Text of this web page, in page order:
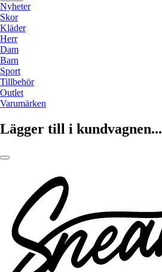
Nyheter
Skor
Kläder
Herr
Dam
Barn
Sport
Tillbehör
Outlet
Varumärken
Lägger till i kundvagnen...